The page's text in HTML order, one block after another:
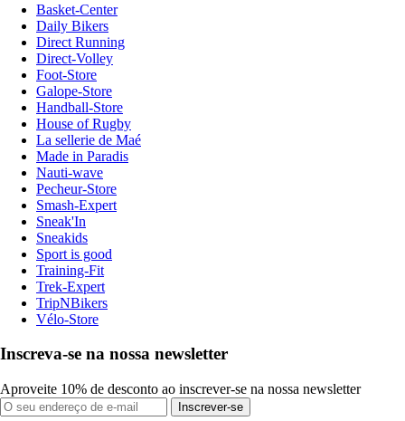
Basket-Center
Daily Bikers
Direct Running
Direct-Volley
Foot-Store
Galope-Store
Handball-Store
House of Rugby
La sellerie de Maé
Made in Paradis
Nauti-wave
Pecheur-Store
Smash-Expert
Sneak'In
Sneakids
Sport is good
Training-Fit
Trek-Expert
TripNBikers
Vélo-Store
Inscreva-se na nossa newsletter
Aproveite 10% de desconto ao inscrever-se na nossa newsletter
Inscrever-se